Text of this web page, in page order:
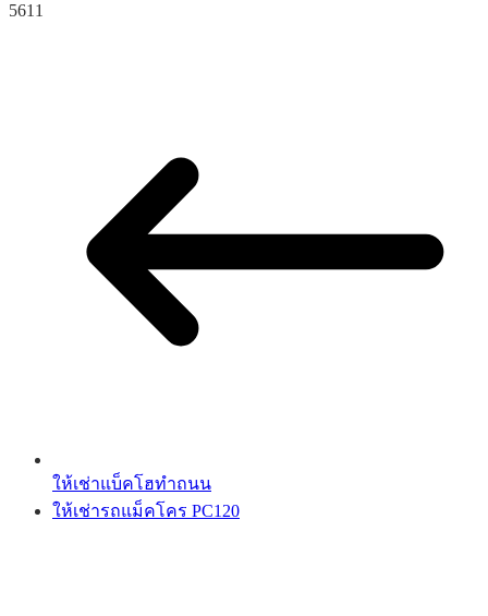
5611
ให้เช่าแบ็คโฮทำถนน
ให้เช่ารถแม็คโคร PC120